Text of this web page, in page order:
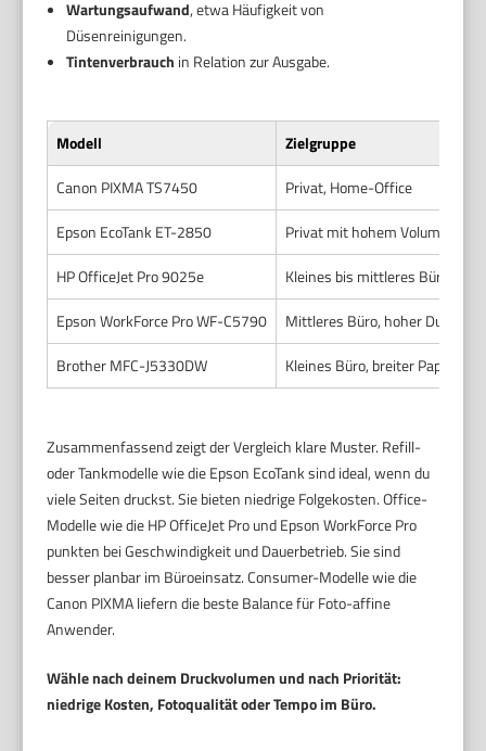
Wartungsaufwand, etwa Häufigkeit von
Düsenreinigungen.
Tintenverbrauch in Relation zur Ausgabe.
Modell
Zielgruppe
Canon PIXMA TS7450
Privat, Home-Office
Epson EcoTank ET-2850
Privat mit hohem Volumen,
HP OfficeJet Pro 9025e
Kleines bis mittleres Büro
Epson WorkForce Pro WF-C5790
Mittleres Büro, hoher
Brother MFC-J5330DW
Kleines Büro, breiter
Zusammenfassend zeigt der Vergleich klare Muster. Refill-
oder Tankmodelle wie die Epson EcoTank sind ideal, wenn du
viele Seiten druckst. Sie bieten niedrige Folgekosten. Office-
Modelle wie die HP OfficeJet Pro und Epson WorkForce Pro
punkten bei Geschwindigkeit und Dauerbetrieb. Sie sind
besser planbar im Büroeinsatz. Consumer-Modelle wie die
Canon PIXMA liefern die beste Balance für Foto-affine
Anwender.
Wähle nach deinem Druckvolumen und nach Priorität:
niedrige Kosten, Fotoqualität oder Tempo im Büro.